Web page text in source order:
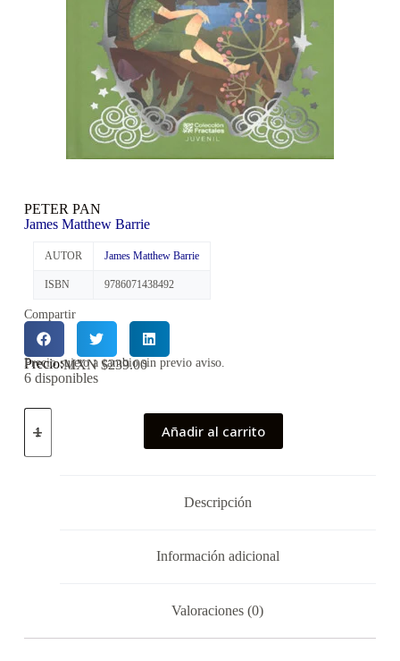
PETER PAN
James Matthew Barrie
AUTOR James Matthew Barrie
ISBN 9786071438492
Compartir
Precio:MXN $239.00
Precio sujeto a cambio sin previo aviso.
6 disponibles
Añadir al carrito
Descripción
Información adicional
Valoraciones (0)